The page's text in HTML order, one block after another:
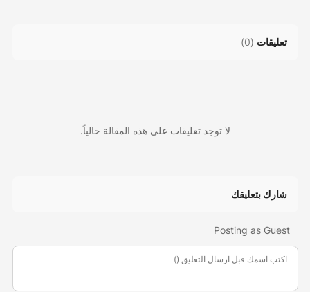
تعليقات (
0
)
لا توجد تعليقات على هذه المقالة حالياً.
شارك بتعليقك
Posting as Guest
اكتب اسمك قبل ارسال التعليق ()